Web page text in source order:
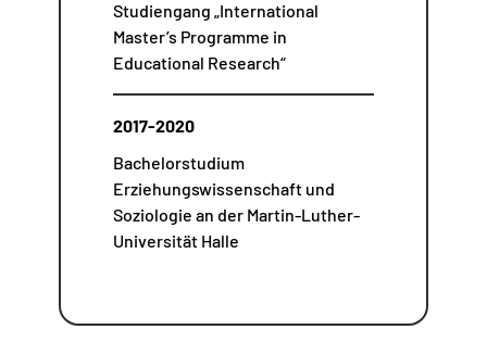
Studiengang „International
Master’s Programme in
Educational Research“
2017-2020
Bachelorstudium
Erziehungswissenschaft und
Soziologie an der Martin-Luther-
Universität Halle